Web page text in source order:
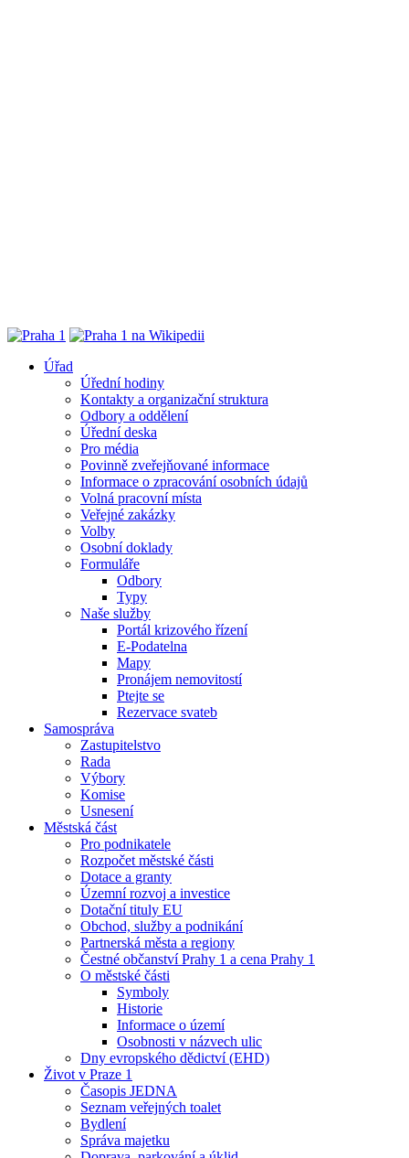
Úřad
Úřední hodiny
Kontakty a organizační struktura
Odbory a oddělení
Úřední deska
Pro média
Povinně zveřejňované informace
Informace o zpracování osobních údajů
Volná pracovní místa
Veřejné zakázky
Volby
Osobní doklady
Formuláře
Odbory
Typy
Naše služby
Portál krizového řízení
E-Podatelna
Mapy
Pronájem nemovitostí
Ptejte se
Rezervace svateb
Samospráva
Zastupitelstvo
Rada
Výbory
Komise
Usnesení
Městská část
Pro podnikatele
Rozpočet městské části
Dotace a granty
Územní rozvoj a investice
Dotační tituly EU
Obchod, služby a podnikání
Partnerská města a regiony
Čestné občanství Prahy 1 a cena Prahy 1
O městské části
Symboly
Historie
Informace o území
Osobnosti v názvech ulic
Dny evropského dědictví (EHD)
Život v Praze 1
Časopis JEDNA
Seznam veřejných toalet
Bydlení
Správa majetku